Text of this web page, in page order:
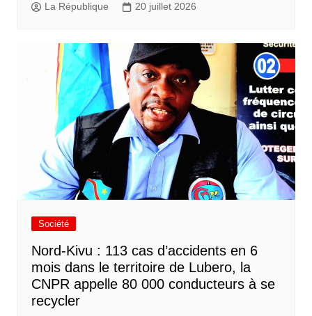
La République 20 juillet 2026
Société
Nord-Kivu : 113 cas d’accidents en 6
mois dans le territoire de Lubero, la
CNPR appelle 80 000 conducteurs à se
recycler